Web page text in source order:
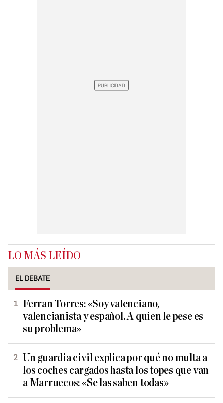
LO MÁS LEÍDO
EL DEBATE
Ferran Torres: «Soy valenciano,
valencianista y español. A quien le pese es
su problema»
Un guardia civil explica por qué no multa a
los coches cargados hasta los topes que van
a Marruecos: «Se las saben todas»